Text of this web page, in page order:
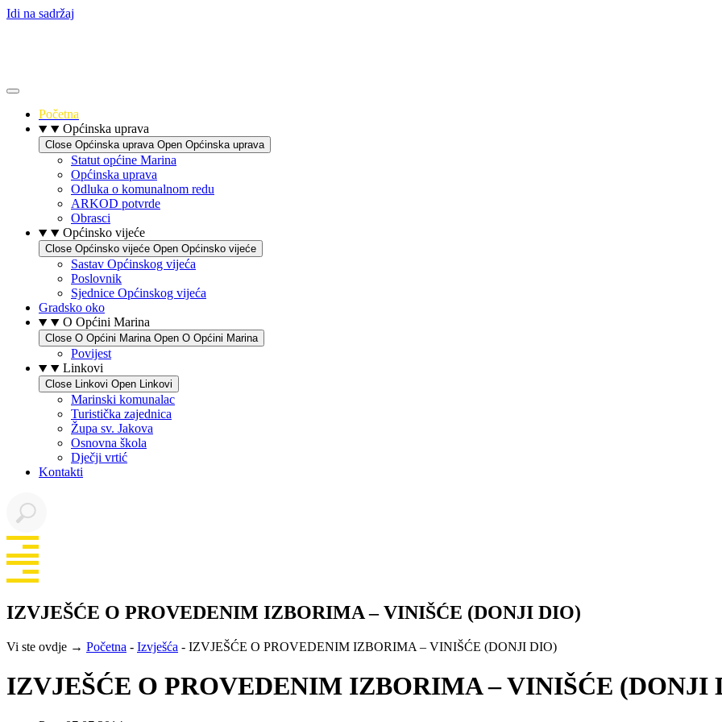
Idi na sadržaj
Početna
Općinska uprava
Close Općinska uprava Open Općinska uprava
Statut općine Marina
Općinska uprava
Odluka o komunalnom redu
ARKOD potvrde
Obrasci
Općinsko vijeće
Close Općinsko vijeće Open Općinsko vijeće
Sastav Općinskog vijeća
Poslovnik
Sjednice Općinskog vijeća
Gradsko oko
O Općini Marina
Close O Općini Marina Open O Općini Marina
Povijest
Linkovi
Close Linkovi Open Linkovi
Marinski komunalac
Turistička zajednica
Župa sv. Jakova
Osnovna škola
Dječji vrtić
Kontakti
IZVJEŠĆE O PROVEDENIM IZBORIMA – VINIŠĆE (DONJI DIO)
Vi ste ovdje → Početna - Izvješća - IZVJEŠĆE O PROVEDENIM IZBORIMA – VINIŠĆE (DONJI DIO)
IZVJEŠĆE O PROVEDENIM IZBORIMA – VINIŠĆE (DONJI